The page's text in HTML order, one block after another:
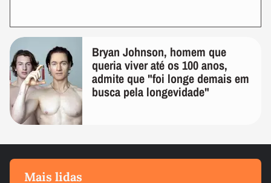
Bryan Johnson, homem que
queria viver até os 100 anos,
admite que "foi longe demais em
busca pela longevidade"
Mais lidas